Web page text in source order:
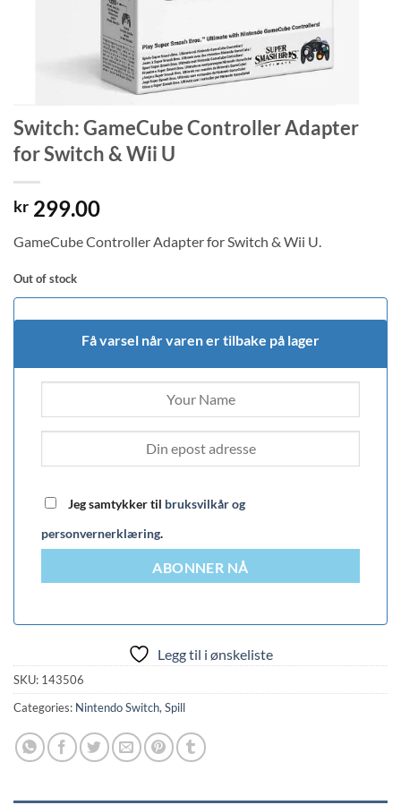
Switch: GameCube Controller Adapter
for Switch & Wii U
kr 299.00
GameCube Controller Adapter for Switch & Wii U.
Out of stock
Få varsel når varen er tilbake på lager
Jeg samtykker til bruksvilkår og
personvernerklæring.
ABONNER NÅ
Legg til i ønskeliste
SKU: 143506
Categories: Nintendo Switch, Spill